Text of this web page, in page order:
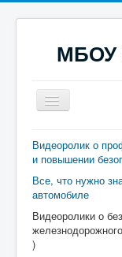
МБОУ
Включить/
выключить
Сведения об
Новости
О курсах
Видеоролик о
и повышении
Все, что нужно
автомобиле
Видеоролики о
)